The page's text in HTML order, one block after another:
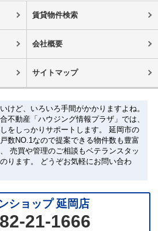
賃貸物件検索
会社概要
サイトマップ
けど、いろいろ手間がかかりますよね。
不動産「ハウジング情報プラザ」では、
をしっかりサポートします。 延岡市の
数NO.1なので提案できる物件数も豊富
売買や管理のご相談もベテランスタッ
ります。 どうぞお気軽にお問い合わ
ショップ 延岡店
21-1666